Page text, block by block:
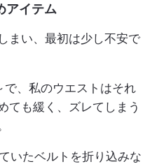
アイテム
まい、最初は少し不安で
、私のウエストはそれ
ても緩く、ズレてしまう
いたベルトを折り込みな